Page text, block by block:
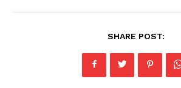
SHARE POST: